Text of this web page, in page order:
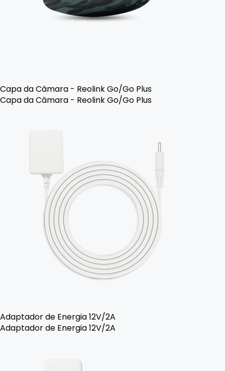
Capa da Câmara - Reolink Go/Go Plus
Capa da Câmara - Reolink Go/Go Plus
Adaptador de Energia 12V/2A
Adaptador de Energia 12V/2A